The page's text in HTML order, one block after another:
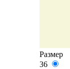
Размер
36